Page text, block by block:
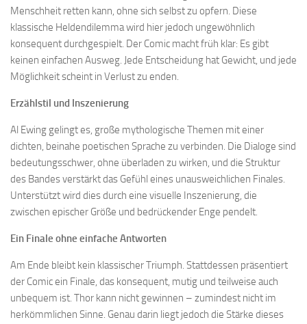
Menschheit retten kann, ohne sich selbst zu opfern. Diese
klassische Heldendilemma wird hier jedoch ungewöhnlich
konsequent durchgespielt. Der Comic macht früh klar: Es gibt
keinen einfachen Ausweg. Jede Entscheidung hat Gewicht, und jede
Möglichkeit scheint in Verlust zu enden.
Erzählstil und Inszenierung
Al Ewing gelingt es, große mythologische Themen mit einer
dichten, beinahe poetischen Sprache zu verbinden. Die Dialoge sind
bedeutungsschwer, ohne überladen zu wirken, und die Struktur
des Bandes verstärkt das Gefühl eines unausweichlichen Finales.
Unterstützt wird dies durch eine visuelle Inszenierung, die
zwischen epischer Größe und bedrückender Enge pendelt.
Ein Finale ohne einfache Antworten
Am Ende bleibt kein klassischer Triumph. Stattdessen präsentiert
der Comic ein Finale, das konsequent, mutig und teilweise auch
unbequem ist. Thor kann nicht gewinnen – zumindest nicht im
herkömmlichen Sinne. Genau darin liegt jedoch die Stärke dieses